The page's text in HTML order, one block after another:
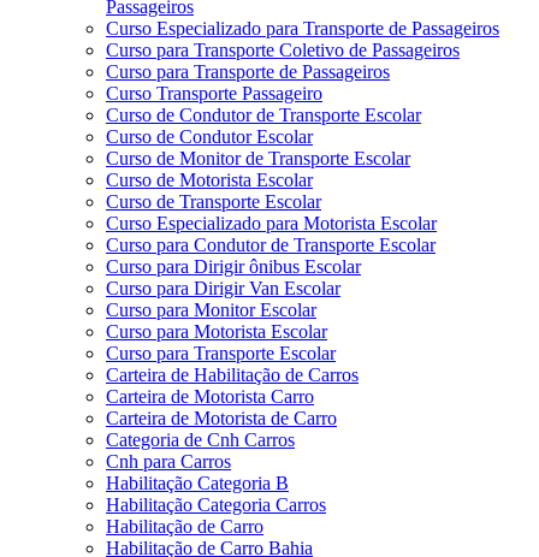
Passageiros
Curso Especializado para Transporte de Passageiros
Curso para Transporte Coletivo de Passageiros
Curso para Transporte de Passageiros
Curso Transporte Passageiro
Curso de Condutor de Transporte Escolar
Curso de Condutor Escolar
Curso de Monitor de Transporte Escolar
Curso de Motorista Escolar
Curso de Transporte Escolar
Curso Especializado para Motorista Escolar
Curso para Condutor de Transporte Escolar
Curso para Dirigir ônibus Escolar
Curso para Dirigir Van Escolar
Curso para Monitor Escolar
Curso para Motorista Escolar
Curso para Transporte Escolar
Carteira de Habilitação de Carros
Carteira de Motorista Carro
Carteira de Motorista de Carro
Categoria de Cnh Carros
Cnh para Carros
Habilitação Categoria B
Habilitação Categoria Carros
Habilitação de Carro
Habilitação de Carro Bahia